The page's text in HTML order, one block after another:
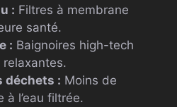
: Filtres à membrane
santé.
: Baignoires high-tech
déchets : Moins de
à l’eau filtrée.